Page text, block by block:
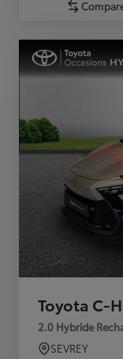
Toyota C-
2.0 Hybride
SEVREY